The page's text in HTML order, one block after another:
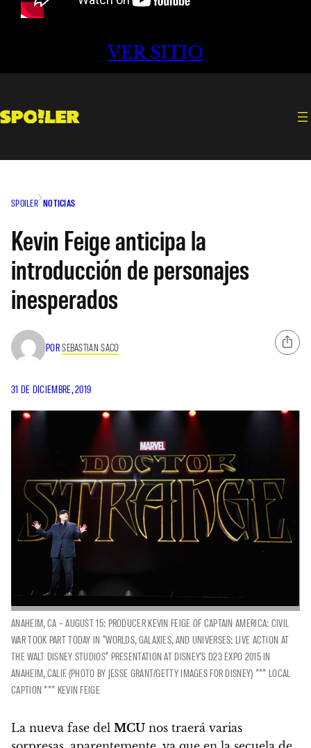
VER SITIO
SPOILER NOTICIAS
Kevin Feige anticipa la
introducción de personajes
inesperados
PORSEBASTIAN SACO
31 DE DICIEMBRE, 2019
ANAHEIM, CA – AUGUST 15: PRODUCER KEVIN FEIGE OF CAPTAIN AMERICA: CIVIL
WAR TOOK PART TODAY IN "WORLDS, GALAXIES, AND UNIVERSES: LIVE ACTION AT
THE WALT DISNEY STUDIOS" PRESENTATION AT DISNEY'S D23 EXPO 2015 IN
ANAHEIM, CALIF. (PHOTO BY JESSE GRANT/GETTY IMAGES FOR DISNEY) *** LOCAL
CAPTION *** KEVIN FEIGE
La nueva fase del MCU nos traerá varias